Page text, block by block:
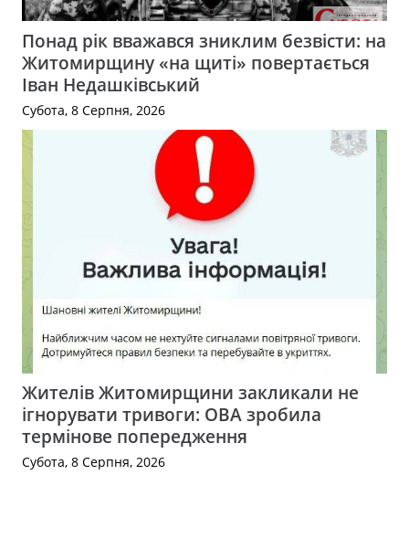
Понад рік вважався зниклим безвісти: на
Житомирщину «на щиті» повертається
Іван Недашківський
Субота, 8 Серпня, 2026
Жителів Житомирщини закликали не
ігнорувати тривоги: ОВА зробила
термінове попередження
Субота, 8 Серпня, 2026